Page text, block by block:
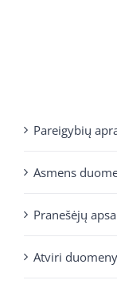
Pareigybių
Asmens
Pranešėjų
Atviri